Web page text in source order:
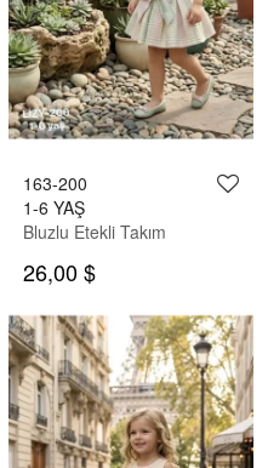
163-200
1-6 YAŞ
Bluzlu Etekli Takım
26,00 $